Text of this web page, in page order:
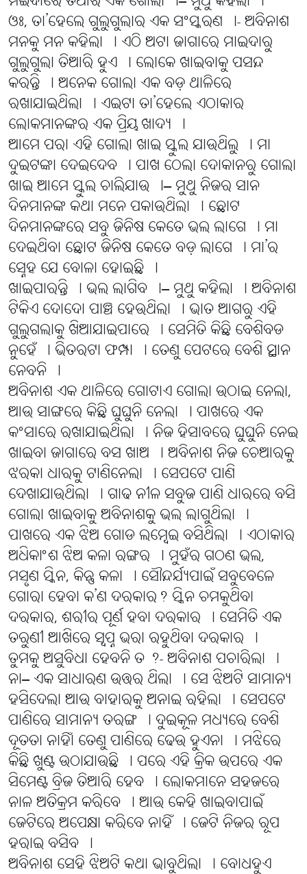
ଓଃ, ତା’ହେଲେ ଗୁଲୁଗୁଲାର ଏକ ସଂସ୍କରଣ ।- ଅବିନାଶ
ମନକୁ ମନ କହିଲା । ଏଠି ଅଟା ଜାଗାରେ ମାଇଦାରୁ
ଗୁଲୁଗୁଲା ତିଆରି ହୁଏ । ଲୋକେ ଖାଇବାକୁ ପସନ୍ଦ
କରନ୍ତି । ଅନେକ ଗୋଲା ଏକ ବଡ଼ ଥାଳିରେ
ରଖାଯାଇଥିଲା । ଏଇଟା ତା’ହେଲେ ଏଠାକାର
ଲୋକମାନଙ୍କର ଏକ ପ୍ରିୟ ଖାଦ୍ୟ ।
ଆମେ ପରା ଏହି ଗୋଲା ଖାଇ ସ୍କୁଲ ଯାଉଥିଲୁ । ମା
ଦୁଇଟଙ୍କା ଦେଇଦେବ । ପାଖ ଠେଲା ଦୋକାନରୁ ଗୋଲା
ଖାଇ ଆମେ ସ୍କୁଲ ଚାଲିଯାଉ ।– ମୁଥୁ ନିଜର ସାନ
ଦିନମାନଙ୍କ କଥା ମନେ ପକାଉଥିଲା । ଛୋଟ
ଦିନମାନଙ୍କରେ ସବୁ ଜିନିଷ କେତେ ଭଲ ଲାଗେ । ମା
ଦେଇଥିବା ଛୋଟ ଜିନିଷ କେତେ ବଡ଼ ଲାଗେ । ମା’ର
ସ୍ନେହ ଯେ ବୋଳା ହୋଇଛି ।
ଖାଇପାରନ୍ତି । ଭଲ ଲାଗିବ ।– ମୁଥୁ କହିଲା । ଅବିନାଶ
ଟିକିଏ ଦୋଦୋ ପାଞ୍ଚ ହେଉଥିଲା । ଭାତ ଆଗରୁ ଏହି
ଗୁଲୁଗଲାକୁ ଖିଆଯାଇପାରେ । ସେମିତି କିଛି ବେଶିବଡ
ନୁହେଁ । ଭିତରଟା ଫମ୍ପା । ତେଣୁ ପେଟରେ ବେଶି ସ୍ଥାନ
ନେବନି ।
ଅବିନାଶ ଏକ ଥାଳିରେ ଗୋଟାଏ ଗୋଲା ଉଠାଇ ନେଲା,
ଆଉ ସାଙ୍ଗରେ କିଛି ଘୁଘୁନି ନେଲା । ପାଖରେ ଏକ
କଂସାରେ ରଖାଯାଇଥିଲା । ନିଜ ହିସାବରେ ଘୁଘୁନି ନେଇ
ଖାଇବା ଜାଗାରେ ବସ ଖାଅ । ଅବିନାଶ ନିଜ ଚେଆରକୁ
ଝରକା ଧାରକୁ ଟାଣିନେଲା । ସେପଟେ ପାଣି
ଦେଖାଯାଉଥିଲା । ଗାଢ ନୀଳ ସବୁଜ ପାଣି ଧାରରେ ବସି
ଗୋଲା ଖାଇବାକୁ ଅବିନାଶକୁ ଭଲ ଲାଗୁଥିଲା ।
ପାଖରେ ଏକ ଝିଅ ଗୋଡ ଲମ୍ବେଇ ବସିଥିଲା । ଏଠାକାର
ଅଧିକାଂଶ ଝିଅ କଳା ରଙ୍ଗର । ମୁହଁର ଗଠଣ ଭଲ,
ମସୃଣ ସ୍କିନ, କିନ୍ତୁ କଳା । ସୌନ୍ଦର୍ଯ୍ୟପାଇଁ ସବୁବେଳେ
ଗୋରା ହେବା କ’ଣ ଦରକାର? ସ୍କିନ ଚମକୁଥିବା
ଦରକାର, ଶରୀର ପୂର୍ଣ ହବା ଦରକାର । ସେମିତି ଏକ
ତରୁଣୀ ଆଖିରେ ସ୍ୱପ୍ନ ଭରା ରହୁଥିବା ଦରକାର ।
ତୁମକୁ ଅସୁବିଧା ହେବନି ତ ?- ଅବିନାଶ ପଚାରିଲା ।
ନା– ଏକ ସାଧାରଣ ଉତ୍ତର ଥିଲା । ସେ ଝିଅଟି ସାମାନ୍ୟ
ହସିଦେଲା ଆଉ ବାହାରକୁ ଅନାଇ ରହିଲା । ସେପଟେ
ପାଣିରେ ସାମାନ୍ୟ ତରଙ୍ଗ । ଦୁଇକୂଳ ମଧ୍ୟରେ ବେଶି
ଦୂତତା ନାହିାଁ ତେଣୁ ପାଣିରେ ଢେଉ ହୁଏନା । ମଝିରେ
କିଛି ଖୁଣ୍ଟ ଉଠାଯାଉଛି । ପରେ ଏହି କ୍ରିକ ଉପରେ ଏକ
ସିମେଣ୍ଟ ବ୍ରିଜ ତିଆରି ହେବ । ଲୋକମାନେ ସହଜରେ
ନାଳ ଅତିକ୍ରମ କରିବେ । ଆଉ କେହି ଖାଇବାପାଇଁ
ଜେଟିରେ ଅପେକ୍ଷା କରିବେ ନାହିଁ । ଜେଟି ନିଜର ରୂପ
ହରାଇ ବସିବ ।
ଅବିନାଶ ସେହି ଝିଅଟି କଥା ଭାବୁଥିଲା । ବୋଧହୁଏ